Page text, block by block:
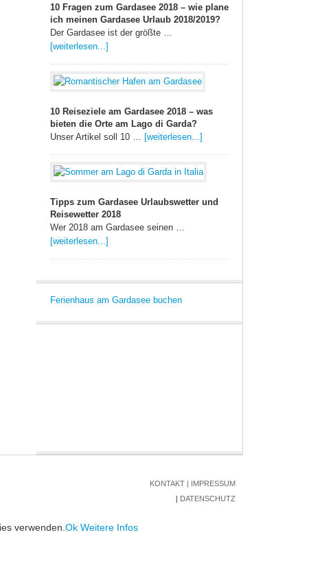
10 Fragen zum Gardasee 2018 – wie plane
ich meinen Gardasee Urlaub 2018/2019?
Der Gardasee ist der größte …
[weiterlesen...]
10 Reiseziele am Gardasee 2018 – was
bieten die Orte am Lago di Garda?
Unser Artikel soll 10 … [weiterlesen...]
Tipps zum Gardasee Urlaubswetter und
Reisewetter 2018
Wer 2018 am Gardasee seinen …
[weiterlesen...]
Ferienhaus am Gardasee buchen
KONTAKT | IMPRESSUM
| DATENSCHUTZ
verwenden. Ok Weitere Infos